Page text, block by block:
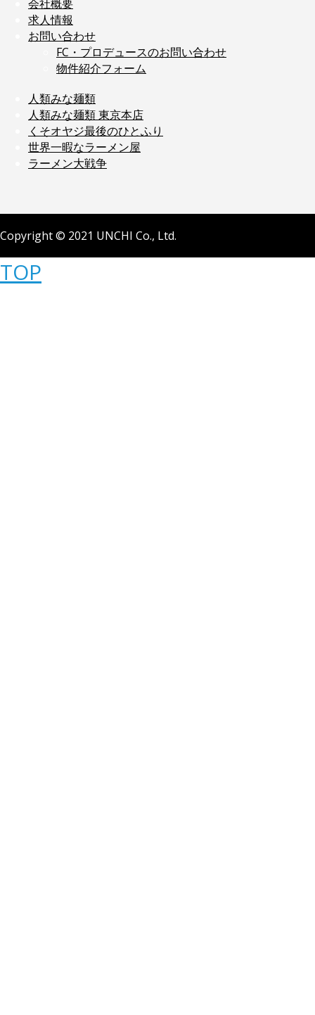
会社概要
求人情報
お問い合わせ
FC・プロデュースのお問い合わせ
物件紹介フォーム
人類みな麺類
人類みな麺類 東京本店
くそオヤジ最後のひとふり
世界一暇なラーメン屋
ラーメン大戦争
Copyright © 2021 UNCHI Co., Ltd.
TOP